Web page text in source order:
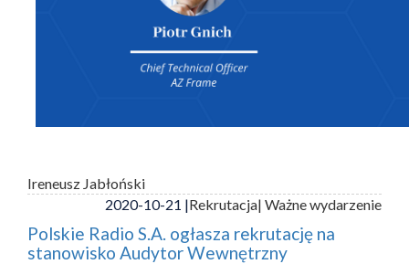
Ireneusz Jabłoński
2020-10-21 |Rekrutacja| Ważne wydarzenie
Polskie Radio S.A. ogłasza rekrutację na
stanowisko Audytor Wewnętrzny